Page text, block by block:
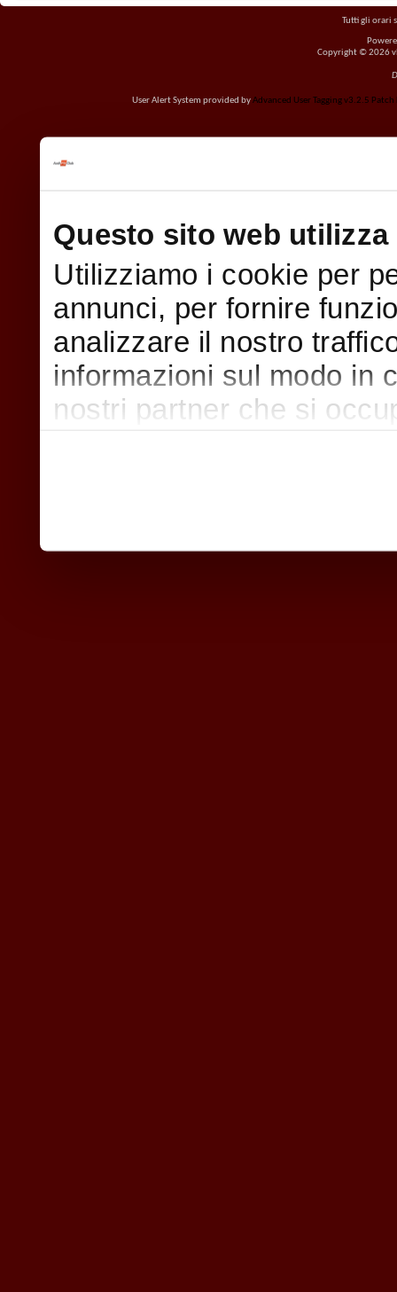
Questo sito web utilizza
Utilizziamo i cookie per
annunci, per fornire
analizzare il nostro
informazioni sul modo in
nostri partner che si
nostri cookie se
Tutti gli orari
Copyright © 2026
User Alert System provided byAdvanced User Tagging v3.2.5 Patch